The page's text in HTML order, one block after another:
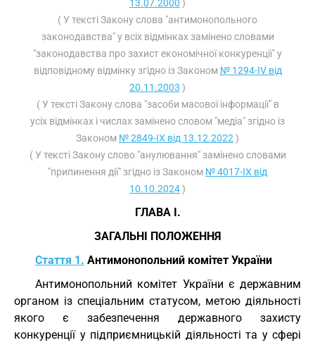
13.07.2000 )
( У тексті Закону слова "антимонопольного
законодавства" у всіх відмінках замінено словами
"законодавства про захист економічної конкуренції" у
відповідному відмінку згідно із Законом № 1294-IV від
20.11.2003 )
( У тексті Закону слова "засоби масової інформації" в
усіх відмінках і числах замінено словом "медіа" згідно із
Законом № 2849-IX від 13.12.2022 )
( У тексті Закону слово "анулювання" замінено словами
"припинення дії" згідно із Законом № 4017-IX від
10.10.2024)
ГЛАВА I.
ЗАГАЛЬНІ ПОЛОЖЕННЯ
Стаття 1. Антимонопольний комітет України
Антимонопольний комітет України є державним
органом із спеціальним статусом, метою діяльності
якого є забезпечення державного захисту
конкуренції у підприємницькій діяльності та у сфері